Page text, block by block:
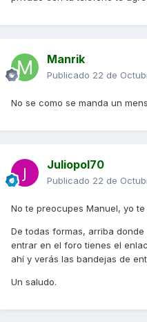
Manrik
Publicado 22 de
No se como se manda un
Juliopol70
Publicado 22 de
No te preocupes Manuel, yo
De todas formas, arriba
entrar en el foro tienes el
ahí y verás las bandejas de
Un saludo.